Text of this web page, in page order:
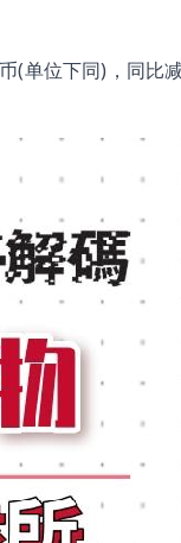
(单位下同)，同比